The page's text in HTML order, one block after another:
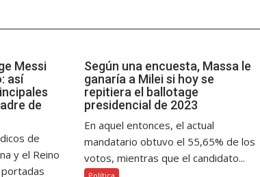
Messi
así
de
de
y el Reino
Según una encuesta, Massa le
ganaría a Milei si hoy se
repitiera el ballotage
presidencial de 2023
En aquel entonces, el actual
mandatario obtuvo el 55,65% de los
votos, mientras que el candidato...
Política